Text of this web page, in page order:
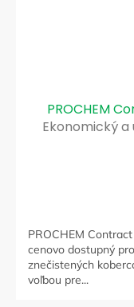
PROCHEM
Ekonomický
PROCHEM
cenovo dostupný
znečistených
voľbou pre...